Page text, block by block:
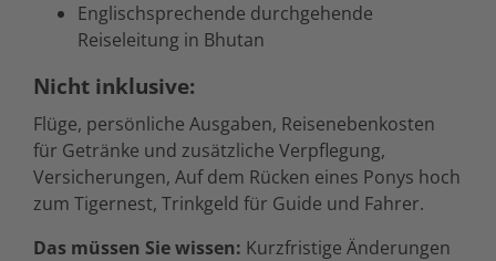
Englischsprechende durchgehende
Reiseleitung in Bhutan
Nicht inklusive:
Flüge, persönliche Ausgaben, Reisenebenkosten
für Getränke und zusätzliche Verpflegung,
Versicherungen, Auf dem Rücken eines Ponys hoch
zum Tigernest, Trinkgeld für Guide und Fahrer.
Das müssen Sie wissen: Kurzfristige Änderungen